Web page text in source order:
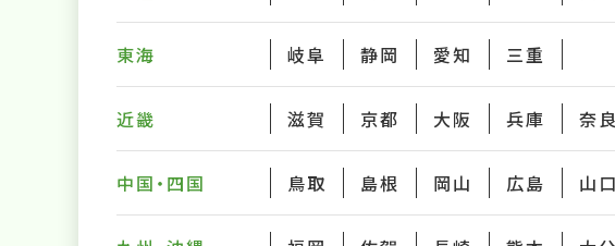
東海 岐阜 静岡 愛知 三重
近畿 滋賀 京都 大阪 兵庫 奈良
中国・四国 鳥取 島根 岡山 広島 山口